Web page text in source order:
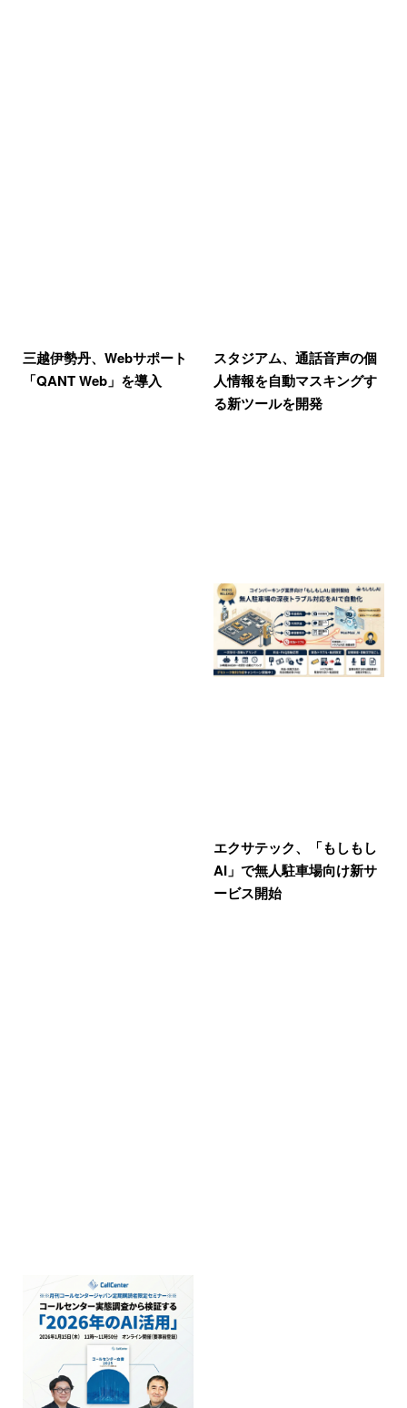
三越伊勢丹、Webサポート
「QANT Web」を導入
スタジアム、通話音声の個
人情報を自動マスキングす
る新ツールを開発
エクサテック、「もしもし
AI」で無人駐車場向け新サ
ービス開始